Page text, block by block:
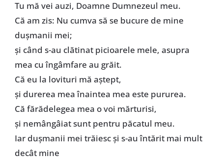
Tu mă vei auzi, Doamne Dumnezeul meu.
Că am zis: Nu cumva să se bucure de mine
dușmanii mei;
și când s-au clătinat picioarele mele, asupra
mea cu îngâmfare au grăit.
Că eu la lovituri mă aștept,
și durerea mea înaintea mea este pururea.
Că fărădelegea mea o voi mărturisi,
și nemângâiat sunt pentru păcatul meu.
Iar dușmanii mei trăiesc și s-au întărit mai mult
decât mine